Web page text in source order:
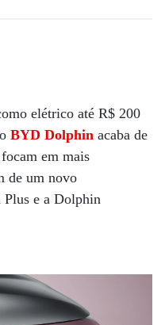
elétrico até R$ 200
BYD Dolphin acaba de
em mais
de um novo
Plus e a Dolphin